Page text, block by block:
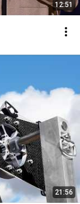
12:51
21:56